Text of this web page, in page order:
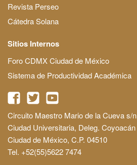
Revista Perseo
Cátedra Solana
Sitios Internos
Foro CDMX Ciudad de México
Sistema de Productividad Académica
Circuito Maestro Mario de la Cueva s/n
Ciudad Universitaria, Deleg. Coyoacán
Ciudad de México, C.P. 04510
Tel. +52(55)5622 7474